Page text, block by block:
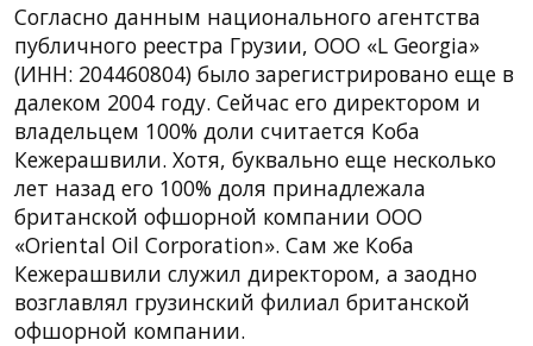
Согласно данным национального агентства
публичного реестра Грузии, ООО «L Georgia»
(ИНН: 204460804) было зарегистрировано еще в
далеком 2004 году. Сейчас его директором и
владельцем 100% доли считается Коба
Кежерашвили. Хотя, буквально еще несколько
лет назад его 100% доля принадлежала
британской офшорной компании ООО
«Oriental Oil Corporation». Сам же Коба
Кежерашвили служил директором, а заодно
возглавлял грузинский филиал британской
офшорной компании.